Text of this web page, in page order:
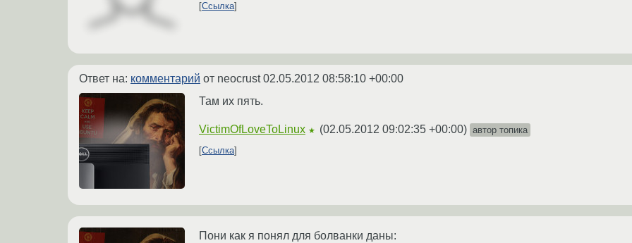
Ссылка
Ответ на: комментарий от neocrust02.05.2012 08:58:10 +00:00
Там их пять.
VictimOfLoveToLinux ★ (02.05.2012 09:02:35 +00:00) автор топика
Ссылка
Пони как я понял для болванки даны: